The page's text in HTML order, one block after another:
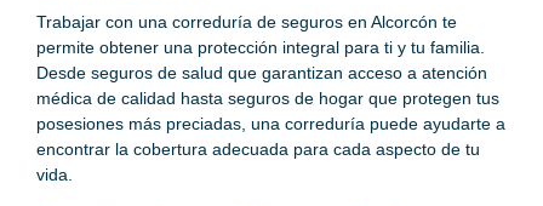
Trabajar con una correduría de seguros en Alcorcón te
permite obtener una protección integral para ti y tu familia.
Desde seguros de salud que garantizan acceso a atención
médica de calidad hasta seguros de hogar que protegen tus
posesiones más preciadas, una correduría puede ayudarte a
encontrar la cobertura adecuada para cada aspecto de tu
vida.